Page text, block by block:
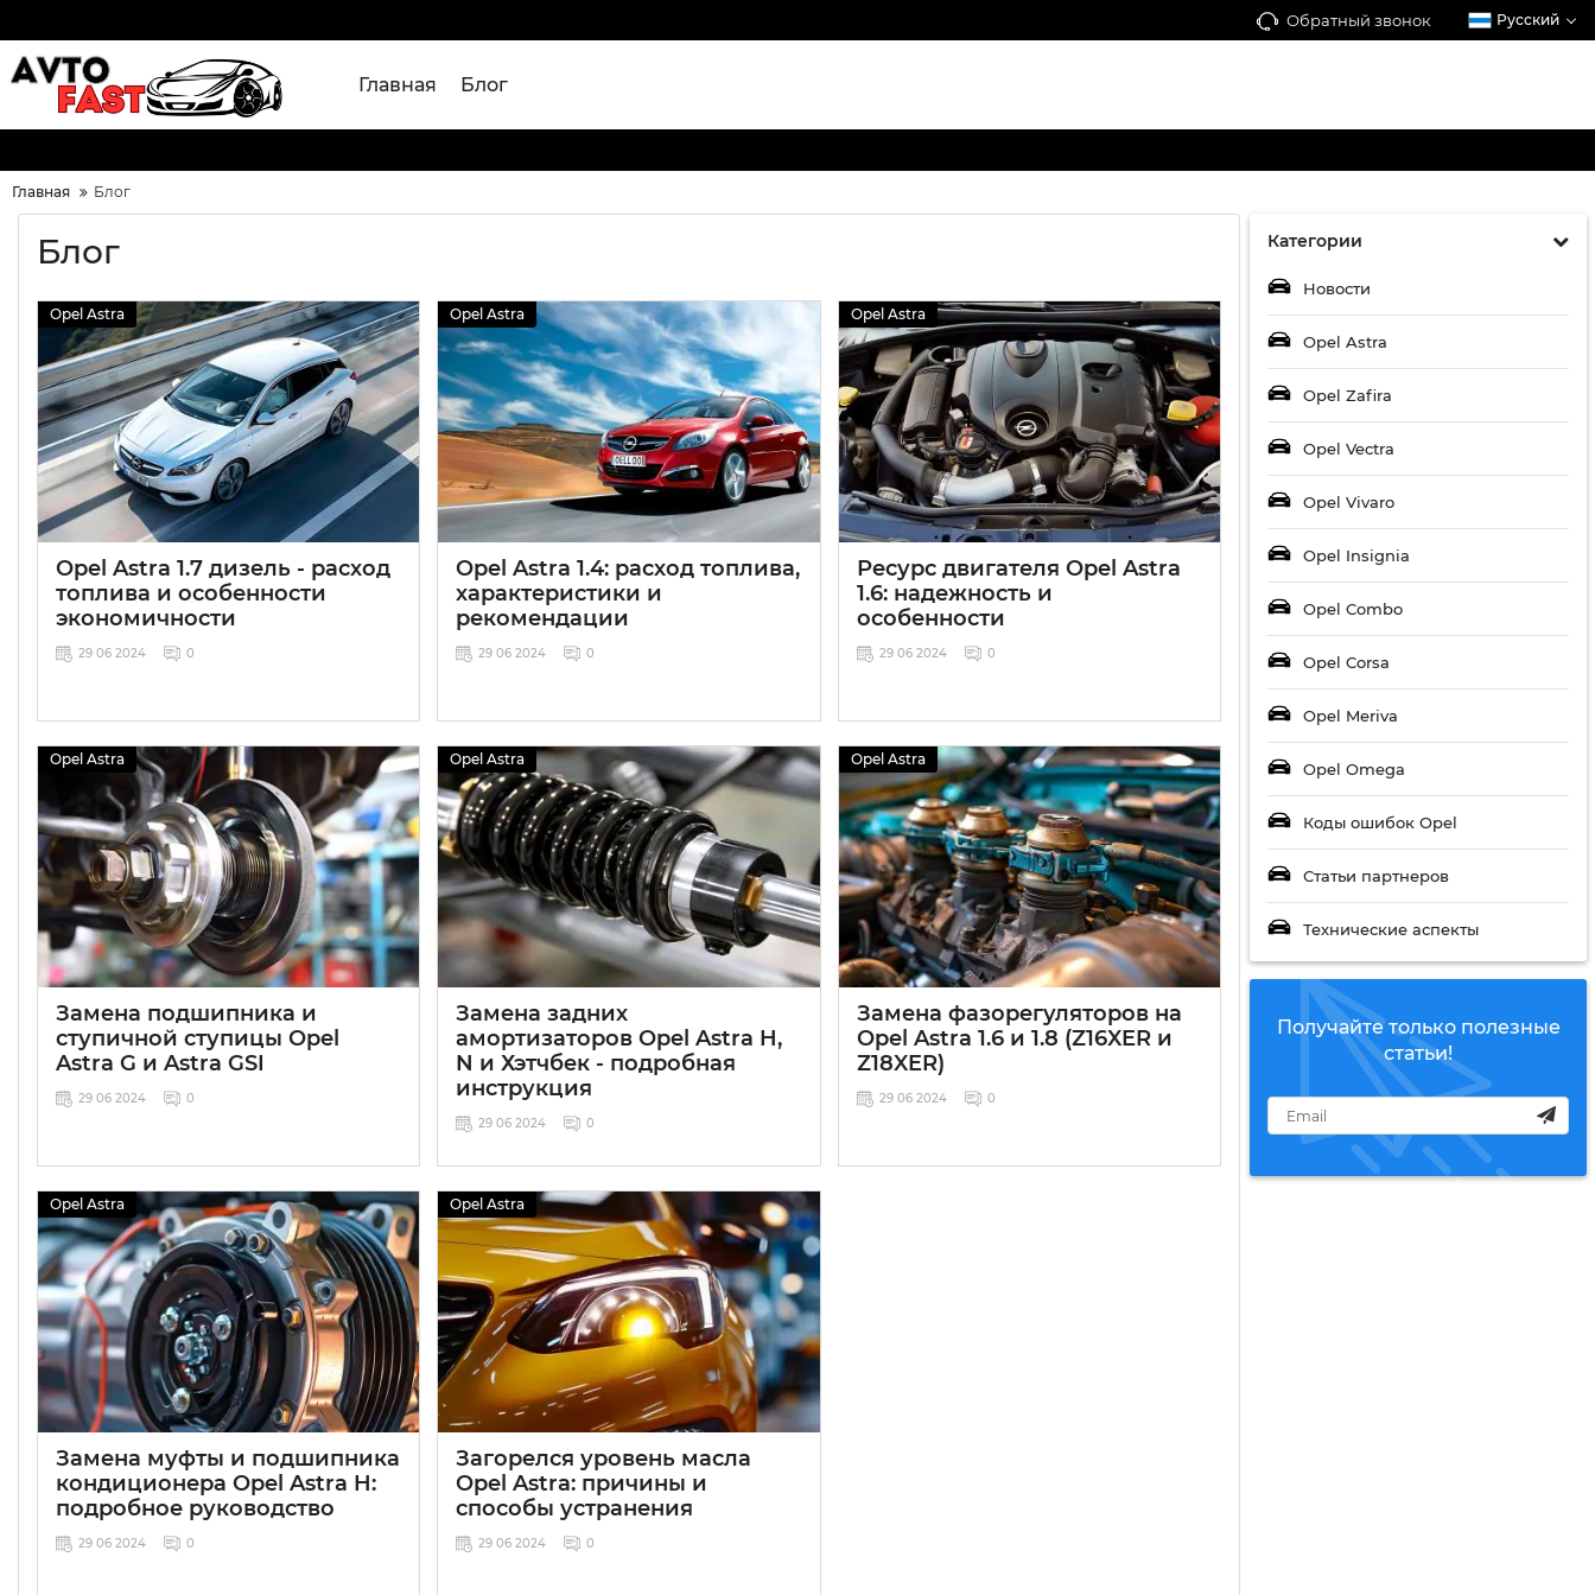
Обратный звонок Русский
Главная Блог
Главная Блог
Категории
Новости
Opel Astra
Opel Zafira
Opel Vectra
Opel Vivaro
Opel Insignia
Opel Combo
Opel Corsa
Opel Meriva
Opel Omega
Коды ошибок Opel
Статьи партнеров
Технические аспекты
Получайте только полезные
статьи!
Блог
Opel Astra
Opel Astra 1.7 дизель - расход
топлива и особенности
экономичности
29 06 2024 0
Opel Astra
Opel Astra 1.4: расход топлива,
характеристики и
рекомендации
29 06 2024 0
Opel Astra
Ресурс двигателя Opel Astra
1.6: надежность и
особенности
29 06 2024 0
Opel Astra
Замена подшипника и
ступичной ступицы Opel
Astra G и Astra GSI
29 06 2024 0
Opel Astra
Замена задних
амортизаторов Opel Astra H,
N и Хэтчбек - подробная
инструкция
29 06 2024 0
Opel Astra
Замена фазорегуляторов на
Opel Astra 1.6 и 1.8 (Z16XER и
Z18XER)
29 06 2024 0
Opel Astra
Замена муфты и подшипника
кондиционера Opel Astra H:
подробное руководство
29 06 2024 0
Opel Astra
Загорелся уровень масла
Opel Astra: причины и
способы устранения
29 06 2024 0